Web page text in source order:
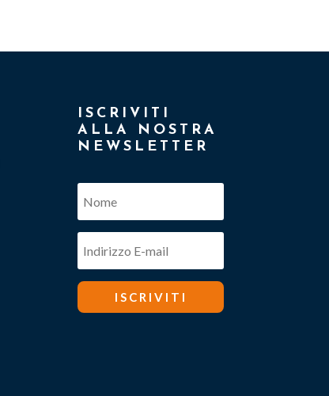
ISCRIVITI
ALLA NOSTRA
NEWSLETTER
ISCRIVITI